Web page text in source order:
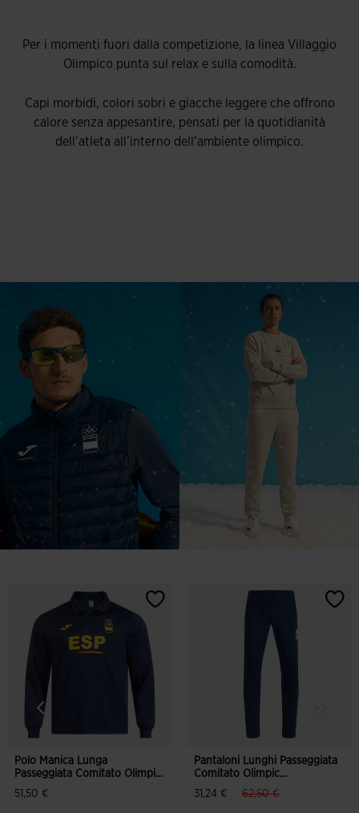
Per i momenti fuori dalla competizione, la linea Villaggio
Olimpico punta sul relax e sulla comodità.
Capi morbidi, colori sobri e giacche leggere che offrono
calore senza appesantire, pensati per la quotidianità
dell’atleta all’interno dell’ambiente olimpico.
Polo Manica Lunga
Passeggiata Comitato Olimpi...
51,50 €
Pantaloni Lunghi Passeggiata
Comitato Olimpic...
31,24 €
62,50 €label.price.to